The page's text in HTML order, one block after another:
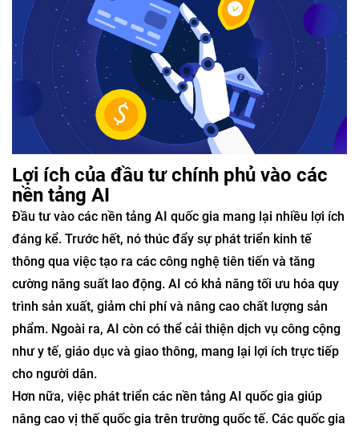
Lợi ích của đầu tư chính phủ vào các
nền tảng AI
Đầu tư vào các nền tảng AI quốc gia mang lại nhiều lợi ích
đáng kể. Trước hết, nó thúc đẩy sự phát triển kinh tế
thông qua việc tạo ra các công nghệ tiên tiến và tăng
cường năng suất lao động. AI có khả năng tối ưu hóa quy
trình sản xuất, giảm chi phí và nâng cao chất lượng sản
phẩm. Ngoài ra, AI còn có thể cải thiện dịch vụ công cộng
như y tế, giáo dục và giao thông, mang lại lợi ích trực tiếp
cho người dân.
Hơn nữa, việc phát triển các nền tảng AI quốc gia giúp
nâng cao vị thế quốc gia trên trường quốc tế. Các quốc gia